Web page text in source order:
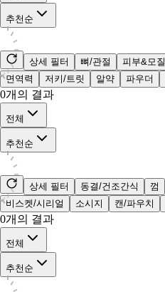
추천순
상세 필터 뼈/관절 피부&모질
면역력
저키/트릿 알약 파우더
0개의 결과
전체
추천순
상세 필터 동결/건조간식 껌
비스켓/시리얼
소시지 캔/파우치
0개의 결과
전체
추천순